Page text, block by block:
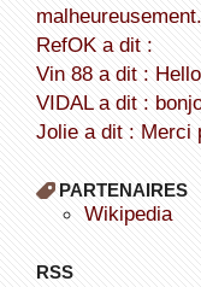
refOK a dit :
Vin 88 a dit :
VIDAL a dit :
Jolie a dit :
PARTENAIRES
wikipedia
RSS